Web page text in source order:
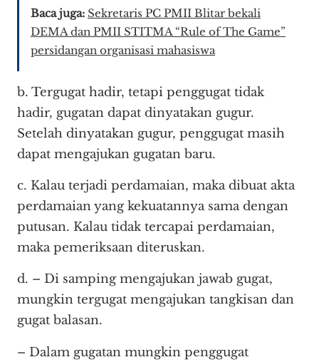
Baca juga: Sekretaris PC PMII Blitar bekali
DEMA dan PMII STITMA “Rule of The Game”
persidangan organisasi mahasiswa
b. Tergugat hadir, tetapi penggugat tidak
hadir, gugatan dapat dinyatakan gugur.
Setelah dinyatakan gugur, penggugat masih
dapat mengajukan gugatan baru.
c. Kalau terjadi perdamaian, maka dibuat akta
perdamaian yang kekuatannya sama dengan
putusan. Kalau tidak tercapai perdamaian,
maka pemeriksaan diteruskan.
d. – Di samping mengajukan jawab gugat,
mungkin tergugat mengajukan tangkisan dan
gugat balasan.
– Dalam gugatan mungkin penggugat